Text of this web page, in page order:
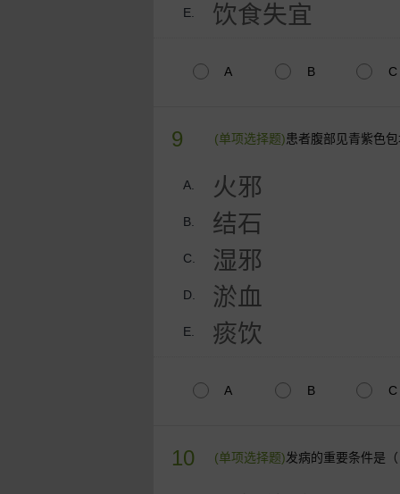
E. 饮食失宜
A B C
9 (单项选择题)患者腹部见青紫色
A. 火邪
B. 结石
C. 湿邪
D. 淤血
E. 痰饮
A B C
10 (单项选择题)发病的重要条件是